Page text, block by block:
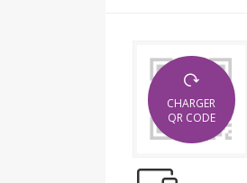
CHARGER
QR CODE